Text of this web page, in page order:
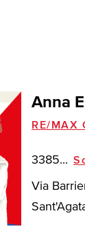
Anna
RE/MAX
3385...
Via